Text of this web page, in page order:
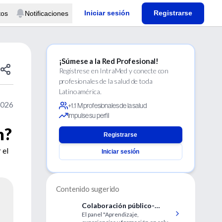
Notificaciones Iniciar sesión Registrarse
el
¡Súmese a la Red Profesional!
Regístrese en IntraMed y conecte con
profesionales de la salud de toda
Latinoamérica.
+1.1 M profesionales de la salud
Impulse su perfil
Registrarse
Iniciar sesión
Contenido sugerido
Colaboración público-
privada como camino
El panel "Aprendizaje,